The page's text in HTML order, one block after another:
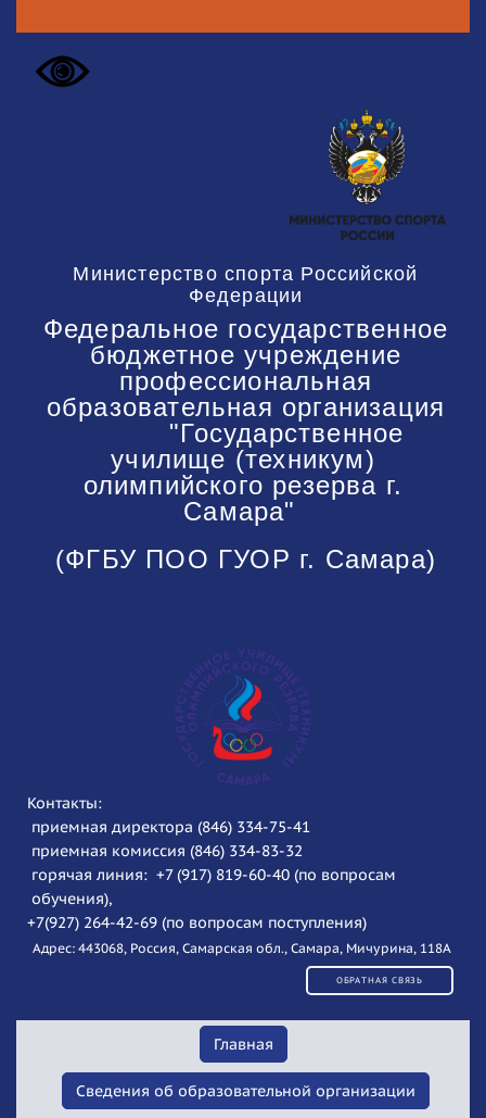
Министерство спорта Российской
Федерации
Федеральное государственное
бюджетное учреждение
профессиональная
образовательная организация
"Государственное
училище (техникум)
олимпийского резерва г.
Самара"
(ФГБУ ПОО ГУОР г. Самара)
Контакты:
приемная директора (846) 334-75-41
приемная комиссия (846) 334-83-32
горячая линия: +7 (917) 819-60-40 (по вопросам
обучения),
+7(927) 264-42-69 (по вопросам поступления)
Адрес: 443068, Россия, Самарская обл., Самара, Мичурина, 118А
ОБРАТНАЯ СВЯЗЬ
Главная
Сведения об образовательной организации